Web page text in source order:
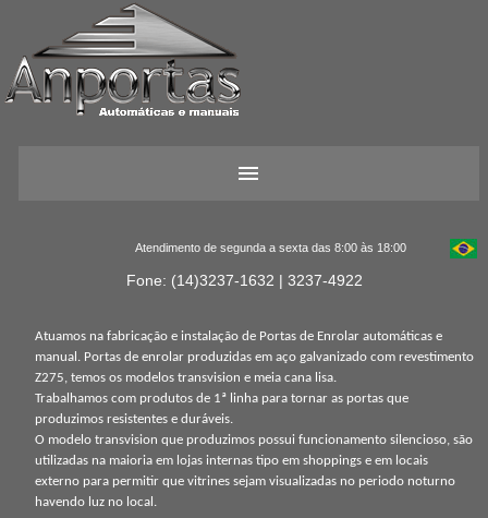
Atendimento de segunda a sexta das 8:00 às 18:00
Fone: (14)3237-1632 | 3237-4922
Atuamos na fabricação e instalação de Portas de Enrolar automáticas e
manual. Portas de enrolar produzidas em aço galvanizado com revestimento
Z275, temos os modelos transvision e meia cana lisa.
Trabalhamos com produtos de 1ª linha para tornar as portas que
produzimos resistentes e duráveis.
O modelo transvision que produzimos possui funcionamento silencioso, são
utilizadas na maioria em lojas internas tipo em shoppings e em locais
externo para permitir que vitrines sejam visualizadas no periodo noturno
havendo luz no local.